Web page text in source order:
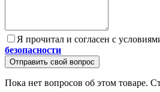
Я прочитал и согласен с
безопасности
Отправить свой вопрос
Пока нет вопросов об этом товаре.